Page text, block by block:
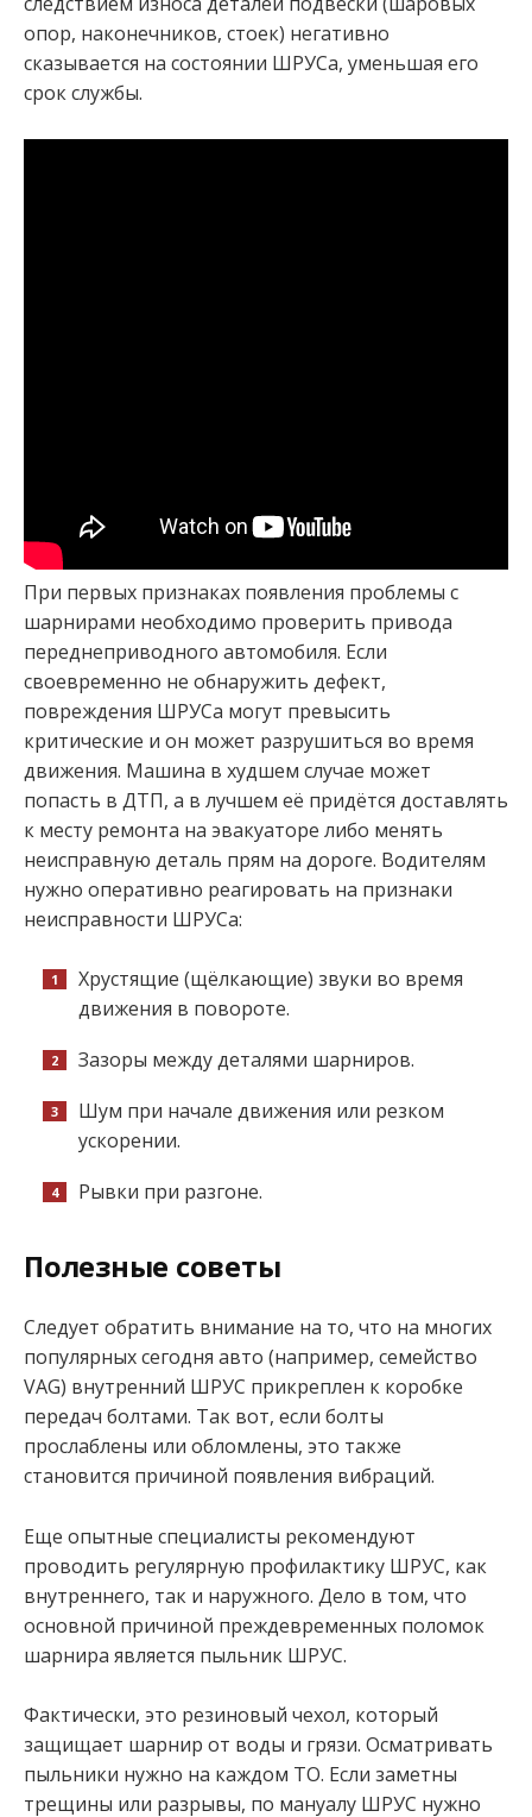
опор, наконечников, стоек) негативно
сказывается на состоянии ШРУСа, уменьшая его
срок службы.
При первых признаках появления проблемы с
шарнирами необходимо проверить привода
переднеприводного автомобиля. Если
своевременно не обнаружить дефект,
повреждения ШРУСа могут превысить
критические и он может разрушиться во время
движения. Машина в худшем случае может
попасть в ДТП, а в лучшем её придётся доставлять
к месту ремонта на эвакуаторе либо менять
неисправную деталь прям на дороге. Водителям
нужно оперативно реагировать на признаки
неисправности ШРУСа:
Хрустящие (щёлкающие) звуки во время
движения в повороте.
Зазоры между деталями шарниров.
Шум при начале движения или резком
ускорении.
Рывки при разгоне.
Полезные советы
Следует обратить внимание на то, что на многих
популярных сегодня авто (например, семейство
VAG) внутренний ШРУС прикреплен к коробке
передач болтами. Так вот, если болты
прослаблены или обломлены, это также
становится причиной появления вибраций.
Еще опытные специалисты рекомендуют
проводить регулярную профилактику ШРУС, как
внутреннего, так и наружного. Дело в том, что
основной причиной преждевременных поломок
шарнира является пыльник ШРУС.
Фактически, это резиновый чехол, который
защищает шарнир от воды и грязи. Осматривать
пыльники нужно на каждом ТО. Если заметны
трещины или разрывы, по мануалу ШРУС нужно